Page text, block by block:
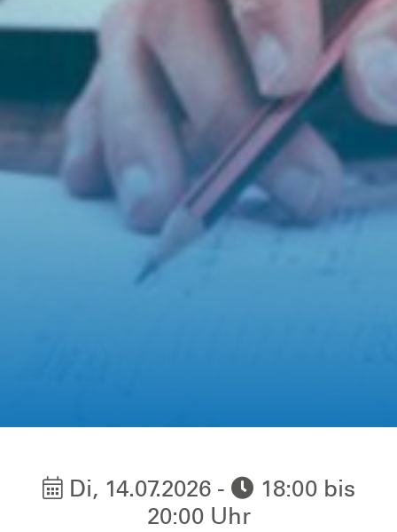
Di, 14.07.2026 -
18:00 bis
20:00 Uhr